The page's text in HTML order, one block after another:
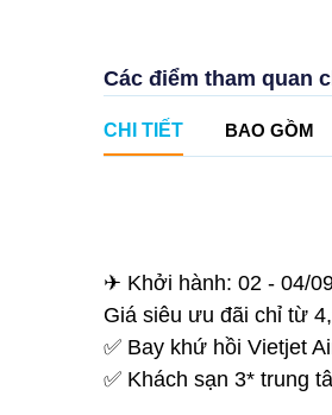
Các điểm tham quan
CHI TIẾT BAO GỒM
✈ Khởi hành: 02 - 04/
Giá siêu ưu đãi chỉ từ
✅ Bay khứ hồi Vietjet
✅ Khách sạn 3* trung